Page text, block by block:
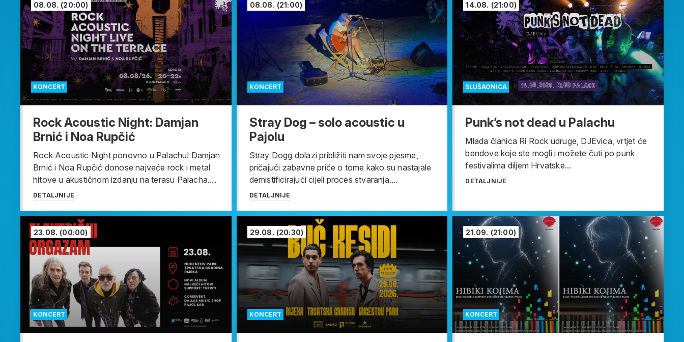
KONCERT
08.08. (20:00)
Rock Acoustic Night: Damjan
Brnić i Noa Rupčić
Rock Acoustic Night ponovno u Palachu! Damjan
Brnić i Noa Rupčić donose najveće rock i metal
hitove u akustičnom izdanju na terasu Palacha....
DETALJNIJE
KONCERT
08.08. (21:00)
Stray Dog – solo acoustic u
Pajolu
Stray Dogg dolazi približiti nam svoje pjesme,
pričajući zabavne priče o tome kako su nastajale
demistificirajući cijeli proces stvaranja....
DETALJNIJE
SLUŠAONICA
14.08. (21:00)
Punk’s not dead u Palachu
Mlada članica Ri Rock udruge, DJEvica, vrtjet će
bendove koje ste mogli i možete čuti po punk
festivalima diljem Hrvatske...
DETALJNIJE
KONCERT
23.08. (00:00)
KONCERT
29.08. (20:30)
KONCERT
21.09. (21:00)